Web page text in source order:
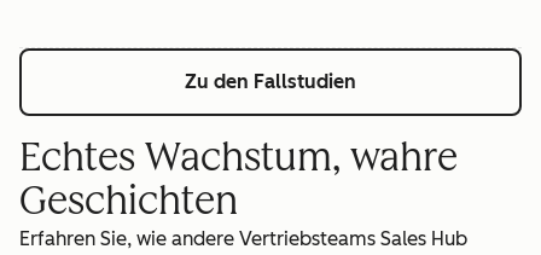
Zu den Fallstudien
Echtes Wachstum, wahre
Geschichten
Erfahren Sie, wie andere Vertriebsteams Sales Hub